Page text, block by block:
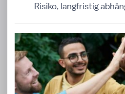
Risiko, langfristig